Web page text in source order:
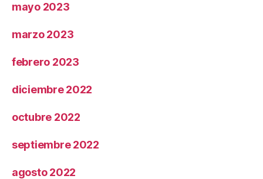
mayo 2023
marzo 2023
febrero 2023
diciembre 2022
octubre 2022
septiembre 2022
agosto 2022